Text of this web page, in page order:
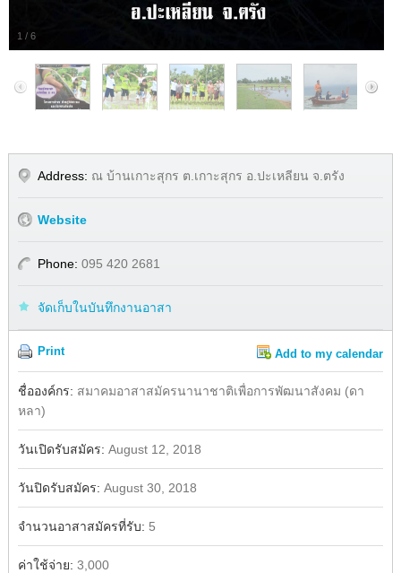
1 / 6
Address: ณ บ้านเกาะสุกร ต.เกาะสุกร อ.ปะเหลียน จ.ตรัง
Website
Phone: 095 420 2681
จัดเก็บในบันทึกงานอาสา
Print Add to my calendar
Facebook
ชื่อองค์กร: สมาคมอาสาสมัครนานาชาติเพื่อการพัฒนาสังคม (ดา
หลา)
วันเปิดรับสมัคร: August 12, 2018
วันปิดรับสมัคร: August 30, 2018
จำนวนอาสาสมัครที่รับ: 5
ค่าใช้จ่าย: 3,000